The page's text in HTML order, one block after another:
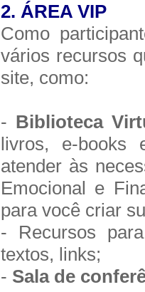
2. ÁREA VIP
Como
vários recursos
site, como:
- Biblioteca
livros, e-books
atender às
Emocional e
para você criar
- Recursos
textos, links;
- Sala de